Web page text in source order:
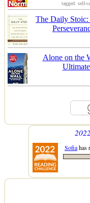
tagged: self-
The Daily Stoic:
Alone on the
Sofiahas